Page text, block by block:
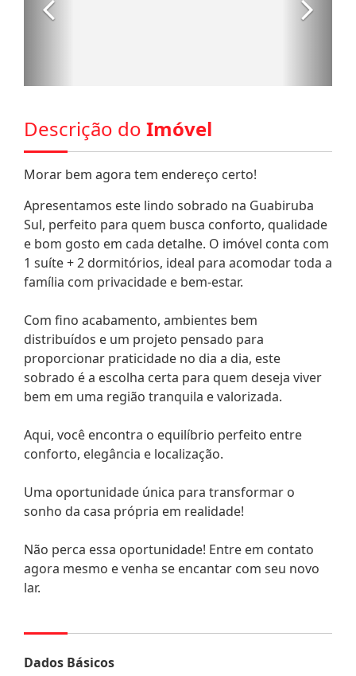
Descrição do Imóvel
Morar bem agora tem endereço certo!
Apresentamos este lindo sobrado na Guabiruba
Sul, perfeito para quem busca conforto, qualidade
e bom gosto em cada detalhe. O imóvel conta com
1 suíte + 2 dormitórios, ideal para acomodar toda a
família com privacidade e bem-estar.
Com fino acabamento, ambientes bem
distribuídos e um projeto pensado para
proporcionar praticidade no dia a dia, este
sobrado é a escolha certa para quem deseja viver
bem em uma região tranquila e valorizada.
Aqui, você encontra o equilíbrio perfeito entre
conforto, elegância e localização.
Uma oportunidade única para transformar o
sonho da casa própria em realidade!
Não perca essa oportunidade! Entre em contato
agora mesmo e venha se encantar com seu novo
lar.
Dados Básicos